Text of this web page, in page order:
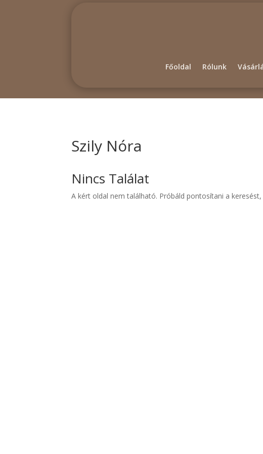
Főoldal Rólunk
Szily Nóra
Nincs Találat
A kért oldal nem található. Próbáld pontosítani a